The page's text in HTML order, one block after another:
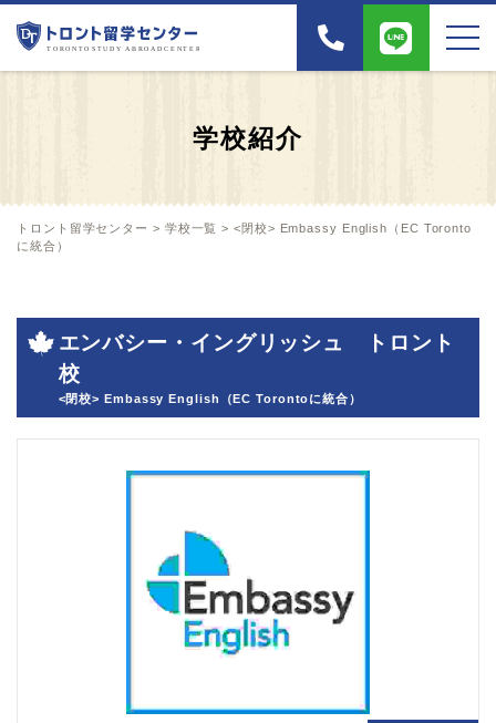
学校紹介
トロント留学センター > 学校一覧 ><閉校> Embassy English（EC Toronto
に統合）
エンバシー・イングリッシュ トロント
校
<閉校> Embassy English（EC Torontoに統合）